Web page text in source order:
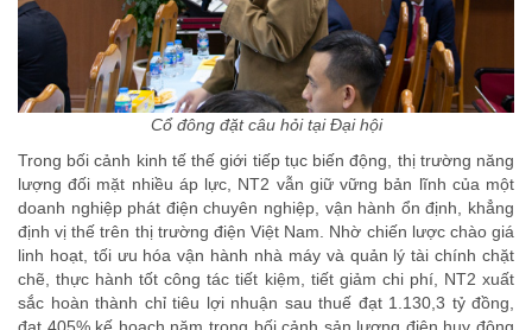
Cổ đông đặt câu hỏi tại Đại hội
Trong bối cảnh kinh tế thế giới tiếp tục biến động, thị trường năng
lượng đối mặt nhiều áp lực, NT2 vẫn giữ vững bản lĩnh của một
doanh nghiệp phát điện chuyên nghiệp, vận hành ổn định, khẳng
định vị thế trên thị trường điện Việt Nam. Nhờ chiến lược chào giá
linh hoạt, tối ưu hóa vận hành nhà máy và quản lý tài chính chặt
chẽ, thực hành tốt công tác tiết kiệm, tiết giảm chi phí, NT2 xuất
sắc hoàn thành chỉ tiêu lợi nhuận sau thuế đạt 1.130,3 tỷ đồng,
đạt 405% kế hoạch năm trong bối cảnh sản lượng điện huy động